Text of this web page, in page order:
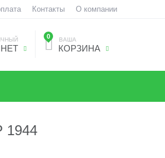
Контакты О компании
0 ВАША
КОРЗИНА